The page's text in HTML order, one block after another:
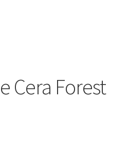
Cera Forest